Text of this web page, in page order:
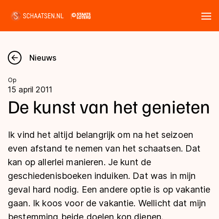
Nieuws
Kalender
Marathon
Langebaan
Shorttrack
Inlineskaten
Uitslagen
Langebaan
Shorttrack
Marathon
Tijden & historie
Ranglijsten Langebaan
Nieuws
Op
15 april 2011
De kunst van het genieten
Ik vind het altijd belangrijk om na het seizoen
even afstand te nemen van het schaatsen. Dat
kan op allerlei manieren. Je kunt de
geschiedenisboeken induiken. Dat was in mijn
geval hard nodig. Een andere optie is op vakantie
gaan. Ik koos voor de vakantie. Wellicht dat mijn
bestemming beide doelen kon dienen.